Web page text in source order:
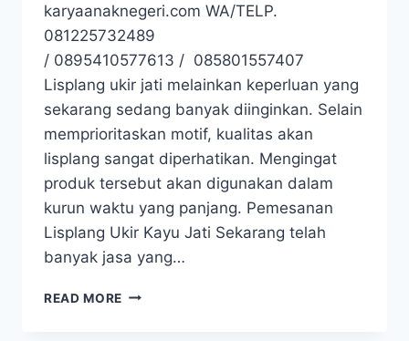
karyaanaknegeri.com WA/TELP.
081225732489
/ 0895410577613 / 085801557407
Lisplang ukir jati melainkan keperluan yang
sekarang sedang banyak diinginkan. Selain
memprioritaskan motif, kualitas akan
lisplang sangat diperhatikan. Mengingat
produk tersebut akan digunakan dalam
kurun waktu yang panjang. Pemesanan
Lisplang Ukir Kayu Jati Sekarang telah
banyak jasa yang…
READ MORE